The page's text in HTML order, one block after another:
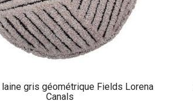
gris géométrique Fields Lorena
Canals